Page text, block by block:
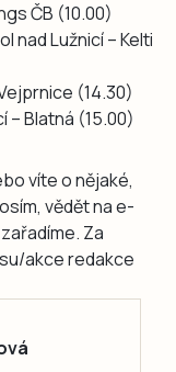
ČB (10.00)
nad Lužnicí – Kelti
(14.30)
– Blatná (15.00)
víte o nějaké,
vědět na e-
Za
akce redakce